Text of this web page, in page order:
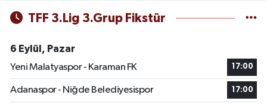
TFF 3.Lig 3.Grup Fikstür
6 Eylül, Pazar
Yeni Malatyaspor - Karaman FK
17:00
Adanaspor - Niğde Belediyesispor 17:00